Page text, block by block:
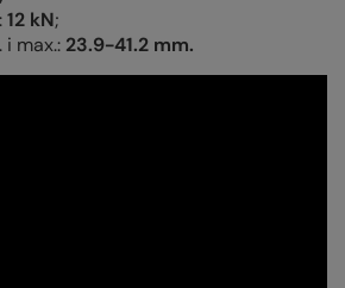
12 kN;
i max.: 23.9-41.2 mm.